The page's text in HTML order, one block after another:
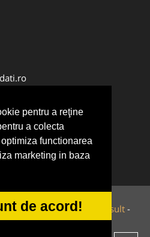
pentru a reţine
a colecta
functionarea
marketing in baza
de acord!
VilonMedia&Tokaido Consult -